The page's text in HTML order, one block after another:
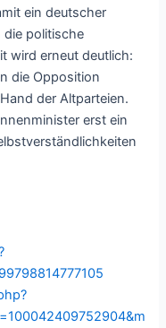
ein deutscher
die politische
wird erneut deutlich:
die Opposition
der Altparteien.
erst ein